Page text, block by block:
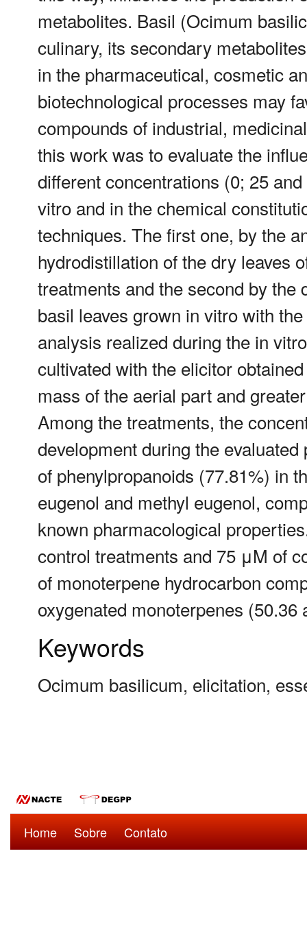
metabolites. Basil (Ocimum
culinary, its secondary
in the pharmaceutical, cosmetic
biotechnological processes may
compounds of industrial,
this work was to evaluate the
different concentrations (0; 25
vitro and in the chemical
techniques. The first one, by the
hydrodistillation of the dry leaves
treatments and the second by
basil leaves grown in vitro with
analysis realized during the in
cultivated with the elicitor
mass of the aerial part and
Among the treatments, the
development during the
of phenylpropanoids (77.81%) in
eugenol and methyl eugenol,
known pharmacological
control treatments and 75 μM of
of monoterpene hydrocarbon
oxygenated monoterpenes
Keywords
Ocimum basilicum, elicitation,
Home Sobre Contato